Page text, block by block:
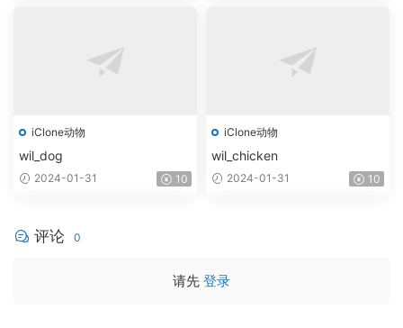
iClone动物
wil_dog
2024-01-31 10
iClone动物
wil_chicken
2024-01-31 10
评论 0
请先 登录